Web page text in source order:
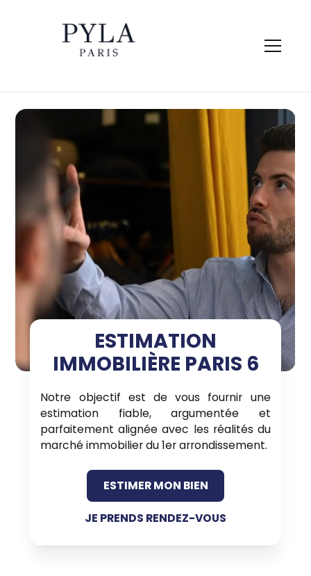
ESTIMATION
IMMOBILIÈRE PARIS 6
Notre objectif est de vous fournir une
estimation fiable, argumentée et
parfaitement alignée avec les réalités du
marché immobilier du 1er arrondissement.
ESTIMER MON BIEN
JE PRENDS RENDEZ-VOUS